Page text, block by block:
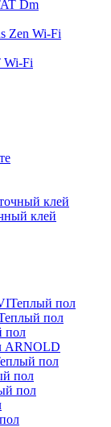
Dm
Zen Wi-Fi
Wi-Fi
клей
Теплый пол
пол
пол
ARNOLD
пол
пол
пол